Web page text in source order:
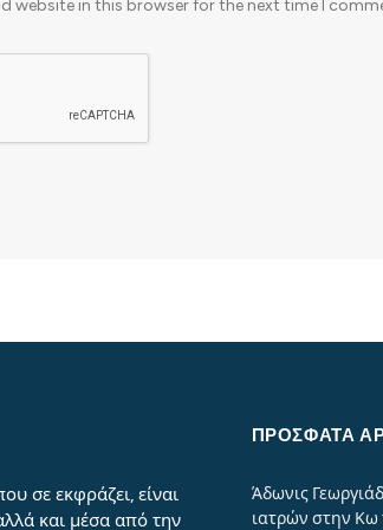
website in this browser for the next time I
σε εκφράζει, είναι
και μέσα από την
ΠΡΌΣΦΑΤΑ
Άδωνις
ιατρών στην Κω